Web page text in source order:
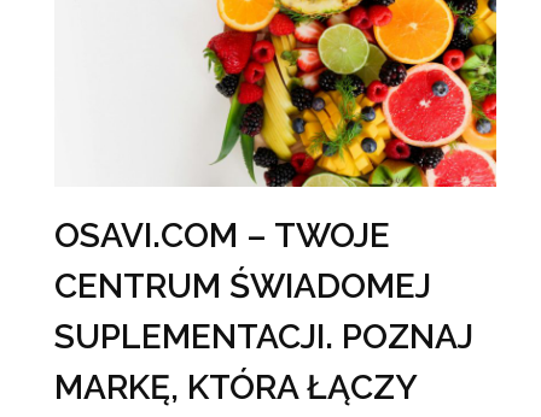
OSAVI.COM – TWOJE
CENTRUM ŚWIADOMEJ
SUPLEMENTACJI. POZNAJ
MARKĘ, KTÓRA ŁĄCZY